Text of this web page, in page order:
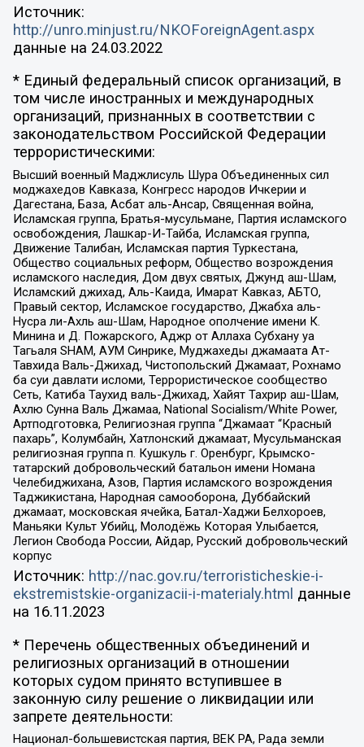
Источник:
http://unro.minjust.ru/NKOForeignAgent.aspx
данные на 24.03.2022
* Единый федеральный список организаций, в
том числе иностранных и международных
организаций, признанных в соответствии с
законодательством Российской Федерации
террористическими:
Высший военный Маджлисуль Шура Объединенных сил
моджахедов Кавказа, Конгресс народов Ичкерии и
Дагестана, База, Асбат аль-Ансар, Священная война,
Исламская группа, Братья-мусульмане, Партия исламского
освобождения, Лашкар-И-Тайба, Исламская группа,
Движение Талибан, Исламская партия Туркестана,
Общество социальных реформ, Общество возрождения
исламского наследия, Дом двух святых, Джунд аш-Шам,
Исламский джихад, Аль-Каида, Имарат Кавказ, АБТО,
Правый сектор, Исламское государство, Джабха аль-
Нусра ли-Ахль аш-Шам, Народное ополчение имени К.
Минина и Д. Пожарского, Аджр от Аллаха Субхану уа
Тагьаля SHAM, АУМ Синрике, Муджахеды джамаата Ат-
Тавхида Валь-Джихад, Чистопольский Джамаат, Рохнамо
ба суи давлати исломи, Террористическое сообщество
Сеть, Катиба Таухид валь-Джихад, Хайят Тахрир аш-Шам,
Ахлю Сунна Валь Джамаа, National Socialism/White Power,
Артподготовка, Религиозная группа “Джамаат “Красный
пахарь”, Колумбайн, Хатлонский джамаат, Мусульманская
религиозная группа п. Кушкуль г. Оренбург, Крымско-
татарский добровольческий батальон имени Номана
Челебиджихана, Азов, Партия исламского возрождения
Таджикистана, Народная самооборона, Дуббайский
джамаат, московская ячейка, Батал-Хаджи Белхороев,
Маньяки Культ Убийц, Молодёжь Которая Улыбается,
Легион Свобода России, Айдар, Русский добровольческий
корпус
Источник: http://nac.gov.ru/terroristicheskie-i-
ekstremistskie-organizacii-i-materialy.html данные
на 16.11.2023
* Перечень общественных объединений и
религиозных организаций в отношении
которых судом принято вступившее в
законную силу решение о ликвидации или
запрете деятельности:
Национал-большевистская партия, ВЕК РА, Рада земли